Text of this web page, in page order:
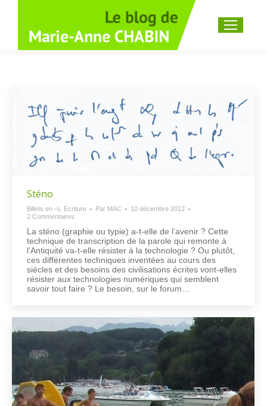
Recherche
Sténo
Billets en -o Ecriture Par MAC
10 décembre 2012
2 Commentaires
La sténo (graphie ou typie) a-t-elle de l’avenir ? Cette
technique de transcription de la parole qui remonte à
l’Antiquité va-t-elle résister à la technologie ? Ou plutôt,
ces différentes techniques inventées au cours des
siècles et des besoins des civilisations écrites vont-elles
résister aux technologies numériques qui semblent
savoir tout faire ? Le besoin, sur le forum…